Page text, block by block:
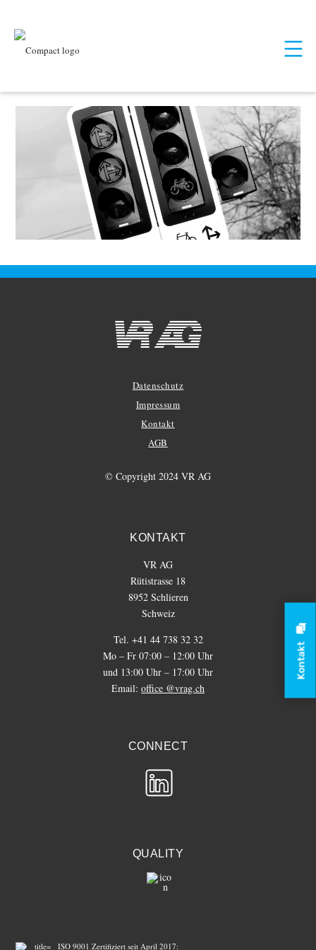
Datenschutz
Impressum
Kontakt
AGB
© Copyright 2024 VR AG
KONTAKT
VR AG
Rütistrasse 18
8952 Schlieren
Schweiz
Tel. +41 44 738 32 32
Mo – Fr 07:00 – 12:00 Uhr
und 13:00 Uhr – 17:00 Uhr
Email: office @vrag.ch
CONNECT
QUALITY
ISO 9001 Zertifiziert seit April 2017:
Kontakt